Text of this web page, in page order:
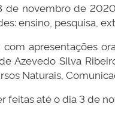
de novembro de
ensino, pesquisa,
com apresentações
Azevedo SIlva
Naturais,
feitas até o dia 3 de